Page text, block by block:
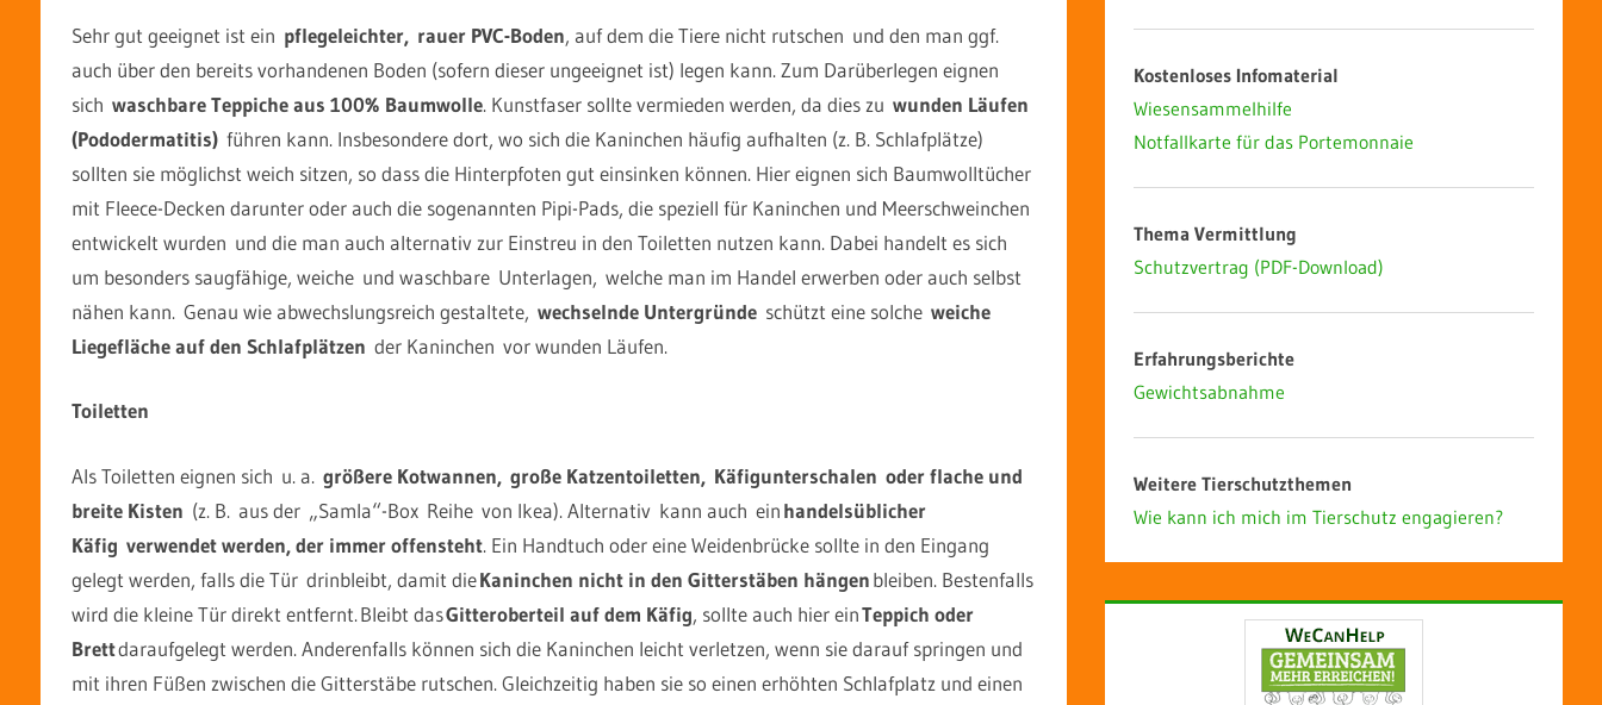
Sehr gut geeignet ist ein pflegeleichter, rauer PVC-Boden, auf dem die Tiere nicht rutschen und den man ggf.
auch über den bereits vorhandenen Boden (sofern dieser ungeeignet ist) legen kann. Zum Darüberlegen eignen
sich waschbare Teppiche aus 100% Baumwolle. Kunstfaser sollte vermieden werden, da dies zu wunden Läufen
(Pododermatitis) führen kann. Insbesondere dort, wo sich die Kaninchen häufig aufhalten (z. B. Schlafplätze)
sollten sie möglichst weich sitzen, so dass die Hinterpfoten gut einsinken können. Hier eignen sich Baumwolltücher
mit Fleece-Decken darunter oder auch die sogenannten Pipi-Pads, die speziell für Kaninchen und Meerschweinchen
entwickelt wurden und die man auch alternativ zur Einstreu in den Toiletten nutzen kann. Dabei handelt es sich
um besonders saugfähige, weiche und waschbare Unterlagen, welche man im Handel erwerben oder auch selbst
nähen kann. Genau wie abwechslungsreich gestaltete, wechselnde Untergründeschützt eine solche weiche
Liegefläche auf den Schlafplätzen der Kaninchen vor wunden Läufen.
Toiletten
Als Toiletten eignen sich u. a. größere Kotwannen, große Katzentoiletten, Käfigunterschalen oder flache und
breite Kisten (z. B. aus der „Samla“-Box Reihe von Ikea). Alternativ kann auch einhandelsüblicher
Käfig verwendet werden, der immer offensteht. Ein Handtuch oder eine Weidenbrücke sollte in den Eingang
gelegt werden, falls die Tür drinbleibt, damit dieKaninchen nicht in den Gitterstäben hängenbleiben. Bestenfalls
wird die kleine Tür direkt entfernt. Bleibt dasGitteroberteil auf dem Käfig, sollte auch hier einTeppich oder
Brettdaraufgelegt werden. Anderenfalls können sich die Kaninchen leicht verletzen, wenn sie darauf springen und
mit ihren Füßen zwischen die Gitterstäbe rutschen. Gleichzeitig haben sie so einen erhöhten Schlafplatz und einen
Kostenloses Infomaterial
Wiesensammelhilfe
Notfallkarte für das Portemonnaie
Thema Vermittlung
Schutzvertrag (PDF-Download)
Erfahrungsberichte
Gewichtsabnahme
Weitere Tierschutzthemen
Wie kann ich mich im Tierschutz engagieren?